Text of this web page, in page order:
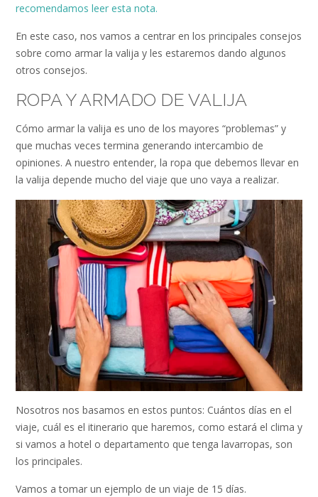
recomendamos leer esta nota.
En este caso, nos vamos a centrar en los principales consejos
sobre como armar la valija y les estaremos dando algunos
otros consejos.
ROPA Y ARMADO DE VALIJA
Cómo armar la valija es uno de los mayores “problemas” y
que muchas veces termina generando intercambio de
opiniones. A nuestro entender, la ropa que debemos llevar en
la valija depende mucho del viaje que uno vaya a realizar.
Nosotros nos basamos en estos puntos: Cuántos días en el
viaje, cuál es el itinerario que haremos, como estará el clima y
si vamos a hotel o departamento que tenga lavarropas, son
los principales.
Vamos a tomar un ejemplo de un viaje de 15 días.